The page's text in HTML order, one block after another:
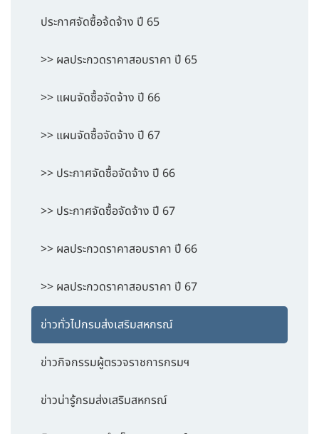
ประกาศจัดซื้อจ้ดจ้าง ปี 65
>> ผลประกวดราคาสอบราคา ปี 65
>> แผนจัดซื้อจัดจ้าง ปี 66
>> แผนจัดซื้อจัดจ้าง ปี 67
>> ประกาศจัดซื้อจัดจ้าง ปี 66
>> ประกาศจัดซื้อจัดจ้าง ปี 67
>> ผลประกวดราคาสอบราคา ปี 66
>> ผลประกวดราคาสอบราคา ปี 67
ข่าวทั่วไปกรมส่งเสริมสหกรณ์
ข่าวกิจกรรมผู้ตรวจราชการกรมฯ
ข่าวน่ารู้กรมส่งเสริมสหกรณ์